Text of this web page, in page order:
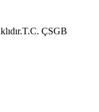
T.C. ÇSGB